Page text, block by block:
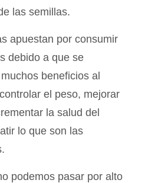
las semillas.
apuestan por consumir
debido a que se
beneficios al
el peso, mejorar
la salud del
lo que son las
podemos pasar por alto